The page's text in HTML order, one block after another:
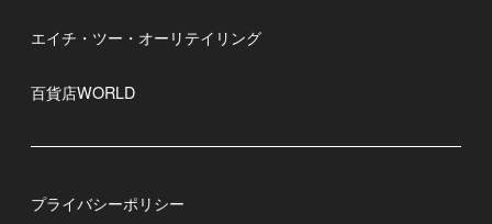
エイチ・ツー・オーリテイリング
百貨店WORLD
プライバシーポリシー